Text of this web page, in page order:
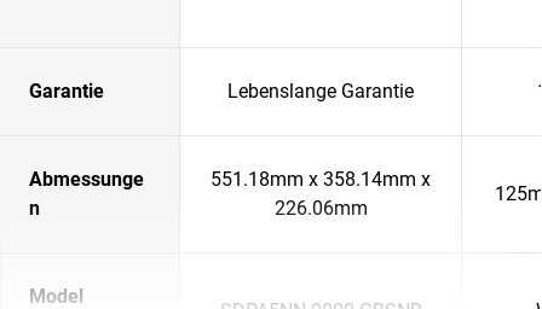
Garantie Lebenslange Garantie
Abmessunge
n
551.18mm x 358.14mm x
226.06mm
Model